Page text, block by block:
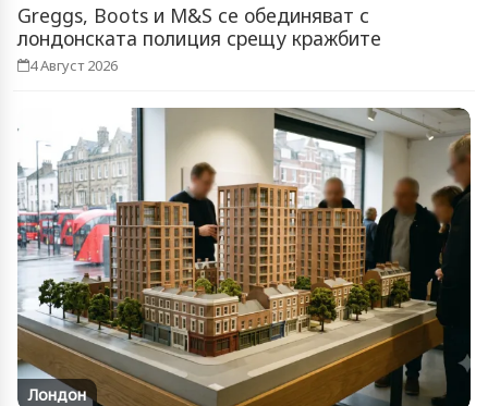
Greggs, Boots и M&S се обединяват с
лондонската полиция срещу кражбите
4 Август 2026
Лондон